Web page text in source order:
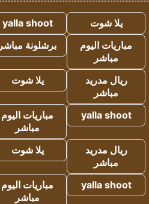
يلا شوت
yalla shoot
مباريات اليوم
مباشر
برشلونة مباشر
ريال مدريد
مباشر
يلا شوت
yalla shoot
مباريات اليوم
مباشر
ريال مدريد
مباشر
يلا شوت
yalla shoot
مباريات اليوم
مباشر